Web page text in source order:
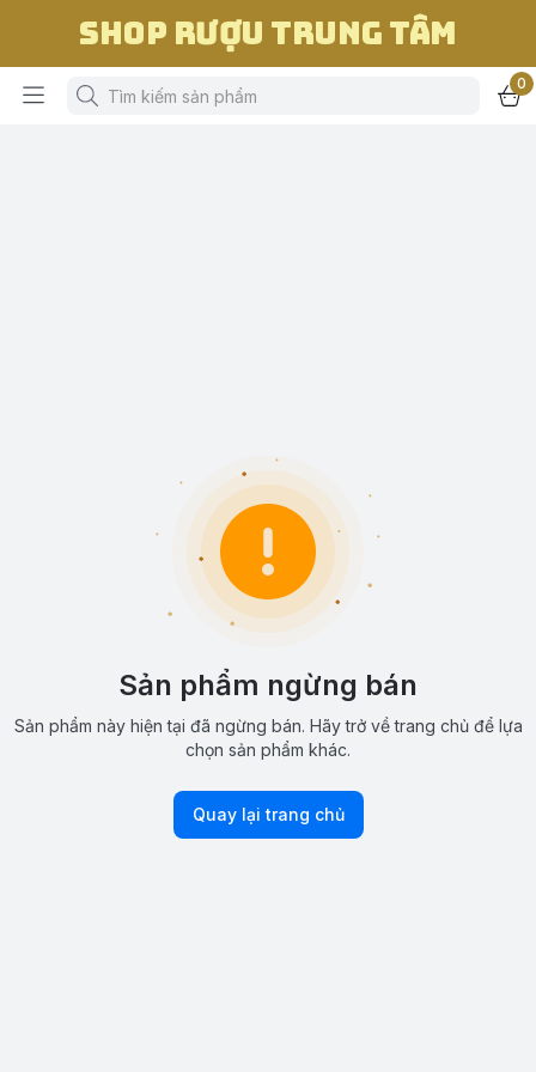
Shop Rượu Trung Tâm
0
Sản phẩm ngừng bán
Sản phẩm này hiện tại đã ngừng bán. Hãy trở về trang chủ để lựa
chọn sản phẩm khác.
Quay lại trang chủ